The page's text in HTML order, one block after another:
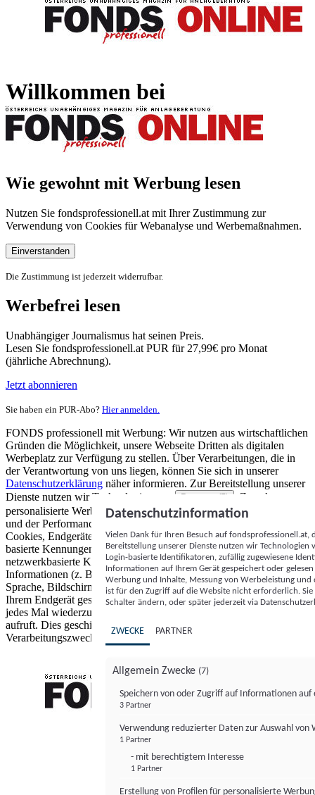
Willkommen bei
Wie gewohnt mit Werbung lesen
Nutzen Sie fondsprofessionell.at mit Ihrer Zustimmung zur
Verwendung von Cookies für Webanalyse und Werbemaßnahmen.
Einverstanden
Die Zustimmung ist jederzeit widerrufbar.
Werbefrei lesen
Unabhängiger Journalismus hat seinen Preis.
Lesen Sie fondsprofessionell.at PUR für 27,99€ pro Monat
(jährliche Abrechnung).
Jetzt abonnieren
Sie haben ein PUR-Abo? Hier anmelden.
FONDS professionell mit Werbung: Wir nutzen aus wirtschaftlichen
Gründen die Möglichkeit, unsere Webseite Dritten als digitalen
Werbeplatz zur Verfügung zu stellen. Über Verarbeitungen, die in
der Verantwortung von uns liegen, können Sie sich in unserer
Datenschutzerklärung näher informieren. Zur Bereitstellung unserer
Dienste nutzen wir Technologien von
Partnern (5)
. Zwecke:
personalisierte Werbung und Inhalte, Messung von Werbeleistung
und der Performance von Inhalten sowie Zielgruppenforschung.
Cookies, Endgeräte- oder ähnliche Online-Kennungen (z. B. login-
basierte Kennungen, zufällig generierte Kennungen,
netzwerkbasierte Kennungen) können zusammen mit anderen
Informationen (z. B. Browsertyp und Browserinformationen,
Sprache, Bildschirmgröße, unterstützte Technologien usw.) auf
Ihrem Endgerät gespeichert oder von dort ausgelesen werden, um es
jedes Mal wiederzuerkennen, wenn es eine App oder einer Webseite
aufruft. Dies geschieht für einen oder mehrere der hier aufgeführten
Verarbeitungszwecke.
Datenschutzinformation
Vielen Dank für Ihren Besuch auf
Bereitstellung unserer Dienste nutzen wir Technologien
Login-basierte Identifikatoren, zufällig zugewiesene
Informationen auf Ihrem Gerät gespeichert oder
Werbung und Inhalte, Messung von Werbeleistung
ist für den Zugriff auf die Website nicht erforderlich.
Schalter ändern, oder später jederzeit via
ZWECKE PARTNER
Allgemein Zwecke (7)
Speichern von oder Zugriff auf Informationen auf
3 Partner
Verwendung reduzierter Daten zur Auswahl von
1 Partner
- mit berechtigtem Interesse
1 Partner
Erstellung von Profilen für personalisierte
FONDS professionell